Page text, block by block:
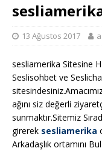
13 Ağustos 2017
sesliamerika Sitesine
Seslisohbet ve
ağını siz değerli
sunmaktır.Sitemiz
girerek sesliamerika
Arkadaşlık ortamını